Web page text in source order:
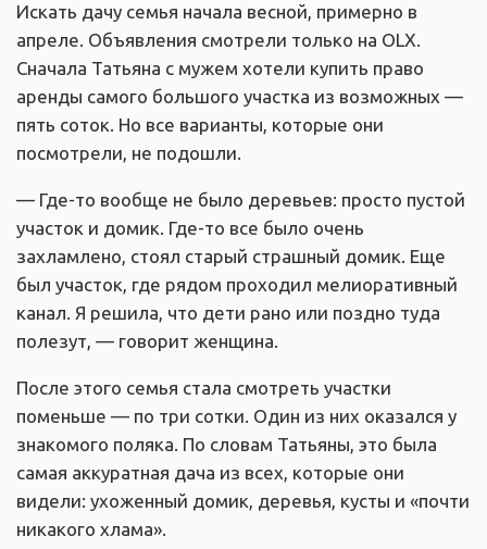
Искать дачу семья начала весной, примерно в
апреле. Объявления смотрели только на OLX.
Сначала Татьяна с мужем хотели купить право
аренды самого большого участка из возможных —
пять соток. Но все варианты, которые они
посмотрели, не подошли.
— Где-то вообще не было деревьев: просто пустой
участок и домик. Где-то все было очень
захламлено, стоял старый страшный домик. Еще
был участок, где рядом проходил мелиоративный
канал. Я решила, что дети рано или поздно туда
полезут, — говорит женщина.
После этого семья стала смотреть участки
поменьше — по три сотки. Один из них оказался у
знакомого поляка. По словам Татьяны, это была
самая аккуратная дача из всех, которые они
видели: ухоженный домик, деревья, кусты и «почти
никакого хлама».